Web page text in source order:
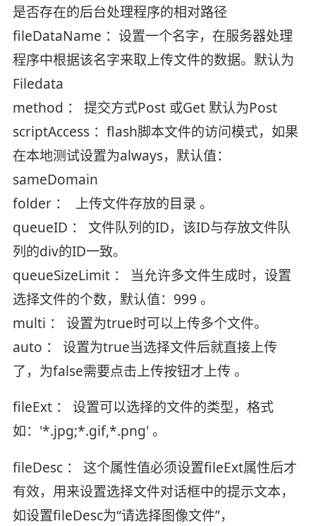
是否存在的后台处理程序的相对路径
fileDataName ：设置一个名字，在服务器处理
程序中根据该名字来取上传文件的数据。默认为
Filedata
method ： 提交方式Post 或Get 默认为Post
scriptAccess ：flash脚本文件的访问模式，如果
在本地测试设置为always，默认值：
sameDomain
folder ： 上传文件存放的目录 。
queueID ： 文件队列的ID，该ID与存放文件队
列的div的ID一致。
queueSizeLimit ： 当允许多文件生成时，设置
选择文件的个数，默认值：999 。
multi ： 设置为true时可以上传多个文件。
auto ： 设置为true当选择文件后就直接上传
了，为false需要点击上传按钮才上传 。
fileExt ： 设置可以选择的文件的类型，格式
如：'*.jpg;*.gif,*.png' 。
fileDesc ： 这个属性值必须设置fileExt属性后才
有效，用来设置选择文件对话框中的提示文本，
如设置fileDesc为“请选择图像文件”，